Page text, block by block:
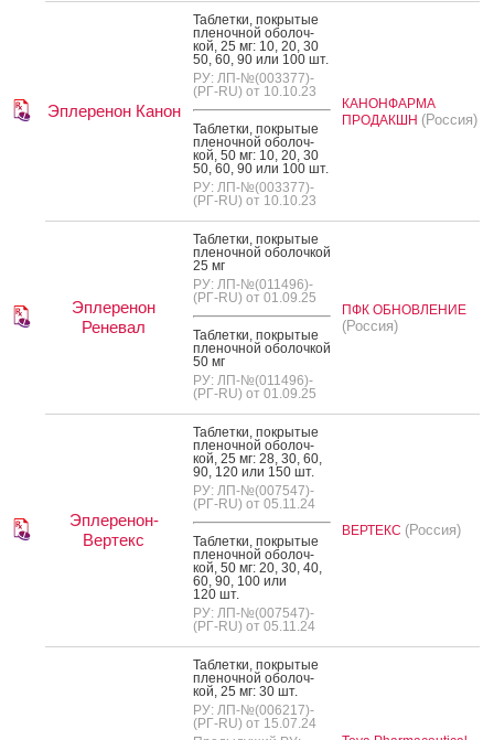
Эплеренон Канон
Таб­летки, пок­ры­тые
пле­ноч­ной обо­лоч­
кой, 25 мг: 10, 20, 30
50, 60, 90 или 100 шт.
РУ: ЛП-№(003377)-
(РГ-RU) от 10.10.23
Таб­летки, пок­ры­тые
пле­ноч­ной обо­лоч­
кой, 50 мг: 10, 20, 30
50, 60, 90 или 100 шт.
РУ: ЛП-№(003377)-
(РГ-RU) от 10.10.23
КАНОНФАРМА
ПРОДАКШН (Россия)
Эплеренон
Реневал
Таб­летки, пок­ры­тые
пле­ноч­ной обо­лоч­кой
25 мг
РУ: ЛП-№(011496)-
(РГ-RU) от 01.09.25
Таб­летки, пок­ры­тые
пле­ноч­ной обо­лоч­кой
50 мг
РУ: ЛП-№(011496)-
(РГ-RU) от 01.09.25
ПФК ОБНОВЛЕНИЕ
(Россия)
Эплеренон-
Вертекс
Таб­летки, пок­ры­тые
пле­ноч­ной обо­лоч­
кой, 25 мг: 28, 30, 60,
90, 120 или 150 шт.
РУ: ЛП-№(007547)-
(РГ-RU) от 05.11.24
Таб­летки, пок­ры­тые
пле­ноч­ной обо­лоч­
кой, 50 мг: 20, 30, 40,
60, 90, 100 или
120 шт.
РУ: ЛП-№(007547)-
(РГ-RU) от 05.11.24
ВЕРТЕКС (Россия)
Таб­летки, пок­ры­тые
пле­ноч­ной обо­лоч­
кой, 25 мг: 30 шт.
РУ: ЛП-№(006217)-
(РГ-RU) от 15.07.24